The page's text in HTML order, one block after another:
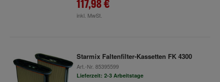
117,98 €
inkl. MwSt.
Starmix Faltenfilter-Kassetten FK 4300
Art.-Nr. 85395599
Lieferzeit: 2-3 Arbeitstage